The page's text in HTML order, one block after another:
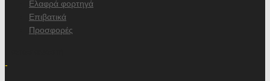
Ελαφρά φορτηγά
Επιβατικά
Προσφορές
-